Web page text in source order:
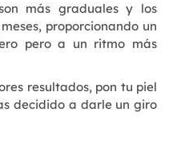
más graduales y los
proporcionando un
pero a un ritmo más
resultados, pon tu piel
decidido a darle un giro